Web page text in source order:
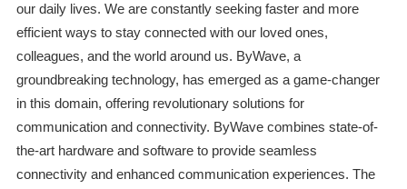
our daily lives. We are constantly seeking faster and more
efficient ways to stay connected with our loved ones,
colleagues, and the world around us. ByWave, a
groundbreaking technology, has emerged as a game-changer
in this domain, offering revolutionary solutions for
communication and connectivity. ByWave combines state-of-
the-art hardware and software to provide seamless
connectivity and enhanced communication experiences. The